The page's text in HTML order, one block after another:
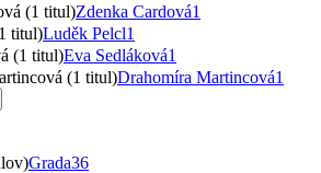
(1 titul)Zdenka Cardová1
titul)Luděk Pelcl1
(1 titul)Eva Sedláková1
(1 titul)Drahomíra Martincová1
Grada36